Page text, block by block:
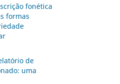
fonética
formas
de
uma